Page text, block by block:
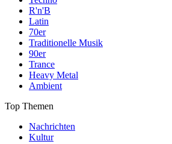
R'n'B
Latin
70er
Traditionelle Musik
90er
Trance
Heavy Metal
Ambient
Top Themen
Nachrichten
Kultur